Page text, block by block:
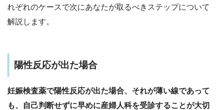
れぞれのケースで次にあなたが取るべきステップについて
解説します。
陽性反応が出た場合
妊娠検査薬で陽性反応が出た場合、それが薄い線であって
も、自己判断せずに早めに産婦人科を受診することが大切